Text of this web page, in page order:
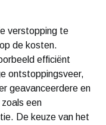
verstopping te
de kosten.
efficiënt
ontstoppingsveer,
geavanceerdere en
een
De keuze van het